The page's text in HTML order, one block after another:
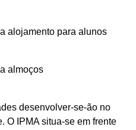
alojamento para alunos
almoços
desenvolver-se-ão no
O IPMA situa-se em frente